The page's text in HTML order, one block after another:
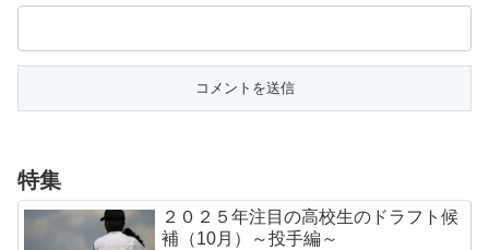
特集
２０２５年注目の高校生のドラフト候
補（10月）～投手編～